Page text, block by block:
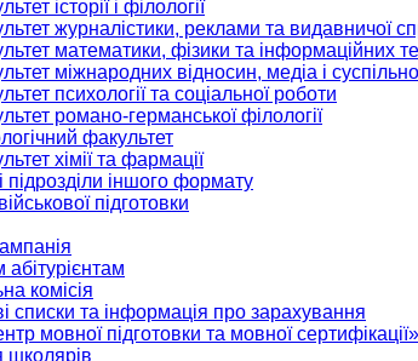
історії і філології
журналістики, реклами та видавничої
математики, фізики та інформаційних
міжнародних відносин, медіа і
психології та соціальної роботи
романо-германської філології
факультет
хімії та фармації
підрозділи іншого формату
підготовки
абітурієнтам
комісія
списки та інформація про зарахування
мовної підготовки та мовної сертифікації»
школярів